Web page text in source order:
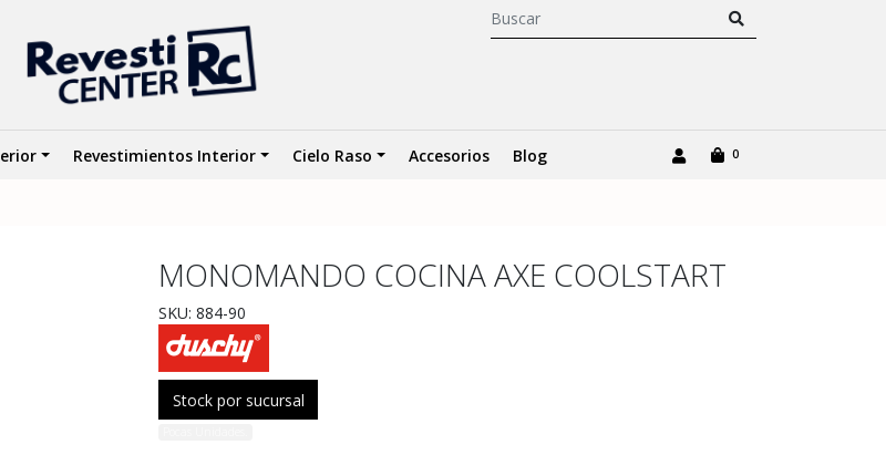
Revestimientos Interior Cielo Raso Accesorios Blog 0
MONOMANDO COCINA AXE COOLSTART
SKU: 884-90
Stock por sucursal